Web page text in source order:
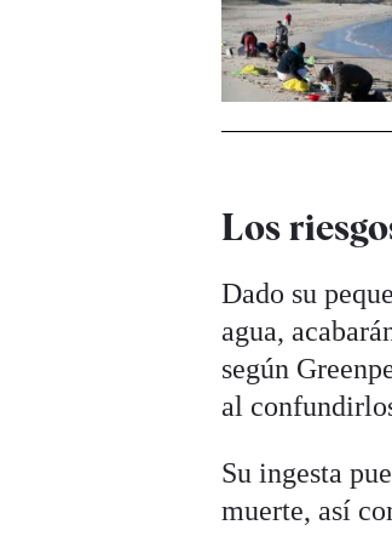
Los
Dado su
agua,
según
al
Su ingesta
muerte, así